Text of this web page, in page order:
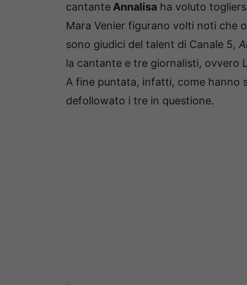
cantanteAnnalisa ha voluto
Mara Venier figurano volti noti che
sono giudici del talent di Canale 5,
la cantante e tre giornalisti, ovvero
A fine puntata, infatti, come hanno
defollowato i tre in questione.